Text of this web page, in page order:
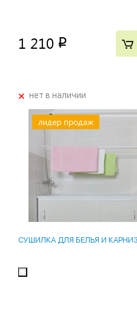
1 210 p
+нет в наличии
лидер продаж
СУШИЛКА ДЛЯ БЕЛЬЯ И